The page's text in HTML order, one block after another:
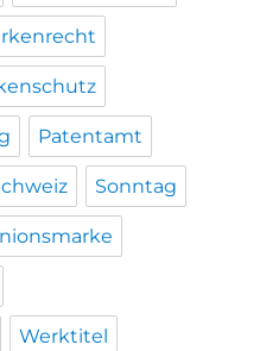
Patentamt
Sonntag
Werktitel